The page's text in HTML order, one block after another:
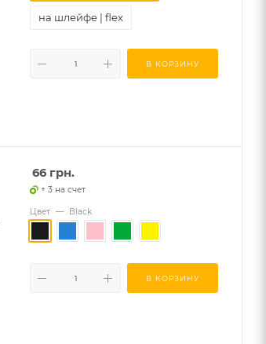
на шлейфе | flex
В КОРЗИНУ
66 грн.
+ 3 на счет
Цвет — Black
В КОРЗИНУ